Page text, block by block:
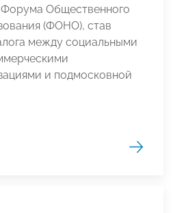
Общественного
(ФОНО), став
между социальными
и подмосковной